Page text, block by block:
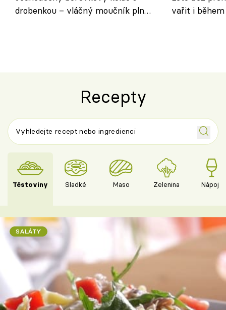
drobenkou – vláčný moučník plný
vařit i
Recepty
Těstoviny Sladké Maso Zelenina Nápoje
SALÁTY